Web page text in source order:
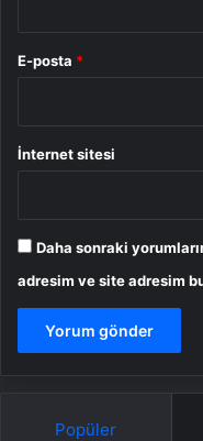
E-posta *
İnternet sitesi
Daha sonraki
adresim ve site adresim
Popüler